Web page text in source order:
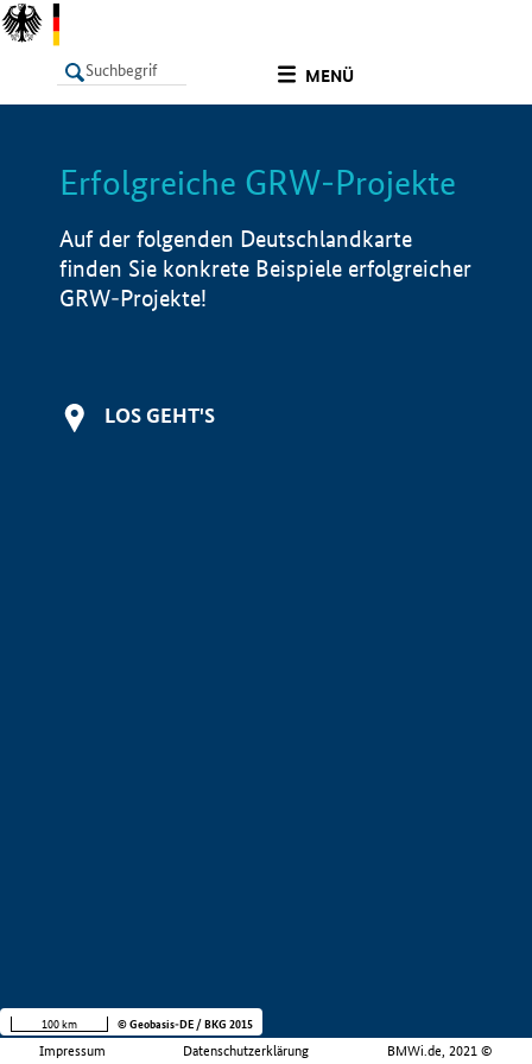
MENÜ
LISTE Info
Erfolgreiche GRW-Projekte
Auf der folgenden Deutschlandkarte
finden Sie konkrete Beispiele erfolgreicher
GRW-Projekte!
LOS GEHT'S
Impressum Datenschutzerklärung BMWi.de, 2021 ©
100 km © Geobasis-DE / BKG 2015